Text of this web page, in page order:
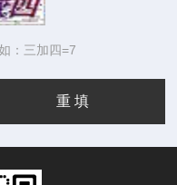
：三加四=7